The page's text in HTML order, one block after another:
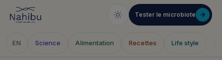
Tester le microbiote
EN Science Alimentation Recettes Life style